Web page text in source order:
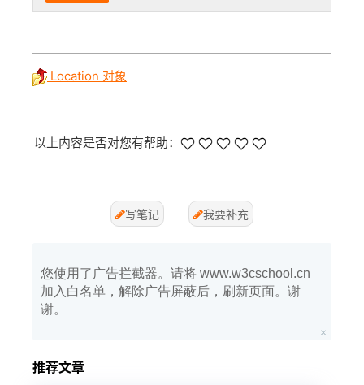
Location 对象
以上内容是否对您有帮助：
写笔记 我要补充
您使用了广告拦截器。请将 www.w3cschool.cn
加入白名单，解除广告屏蔽后，刷新页面。谢
谢。
推荐文章